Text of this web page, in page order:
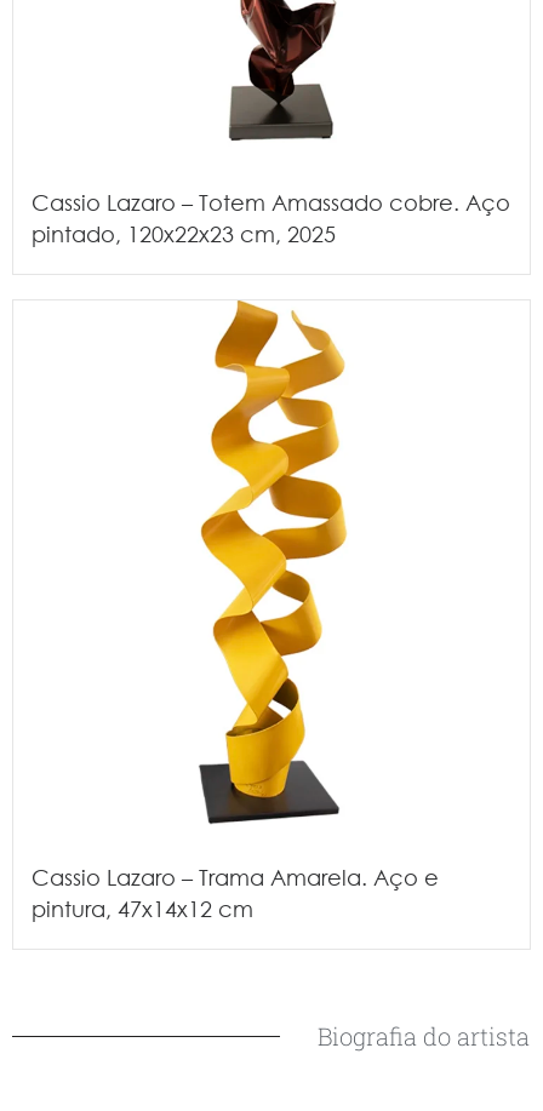
Cassio Lazaro – Totem Amassado cobre. Aço
pintado, 120x22x23 cm, 2025
Cassio Lazaro – Trama Amarela. Aço e
pintura, 47x14x12 cm
Biografia do artista